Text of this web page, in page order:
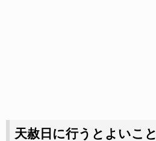
天赦日に行うとよいこと